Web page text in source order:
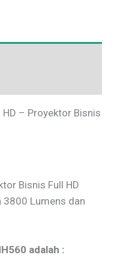
– Proyektor Bisnis
Bisnis Full HD
Lumens dan
adalah :